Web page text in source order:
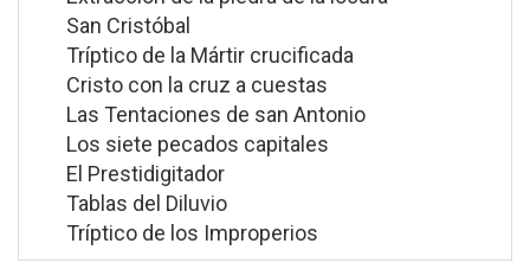
San Cristóbal
Tríptico de la Mártir crucificada
Cristo con la cruz a cuestas
Las Tentaciones de san Antonio
Los siete pecados capitales
El Prestidigitador
Tablas del Diluvio
Tríptico de los Improperios